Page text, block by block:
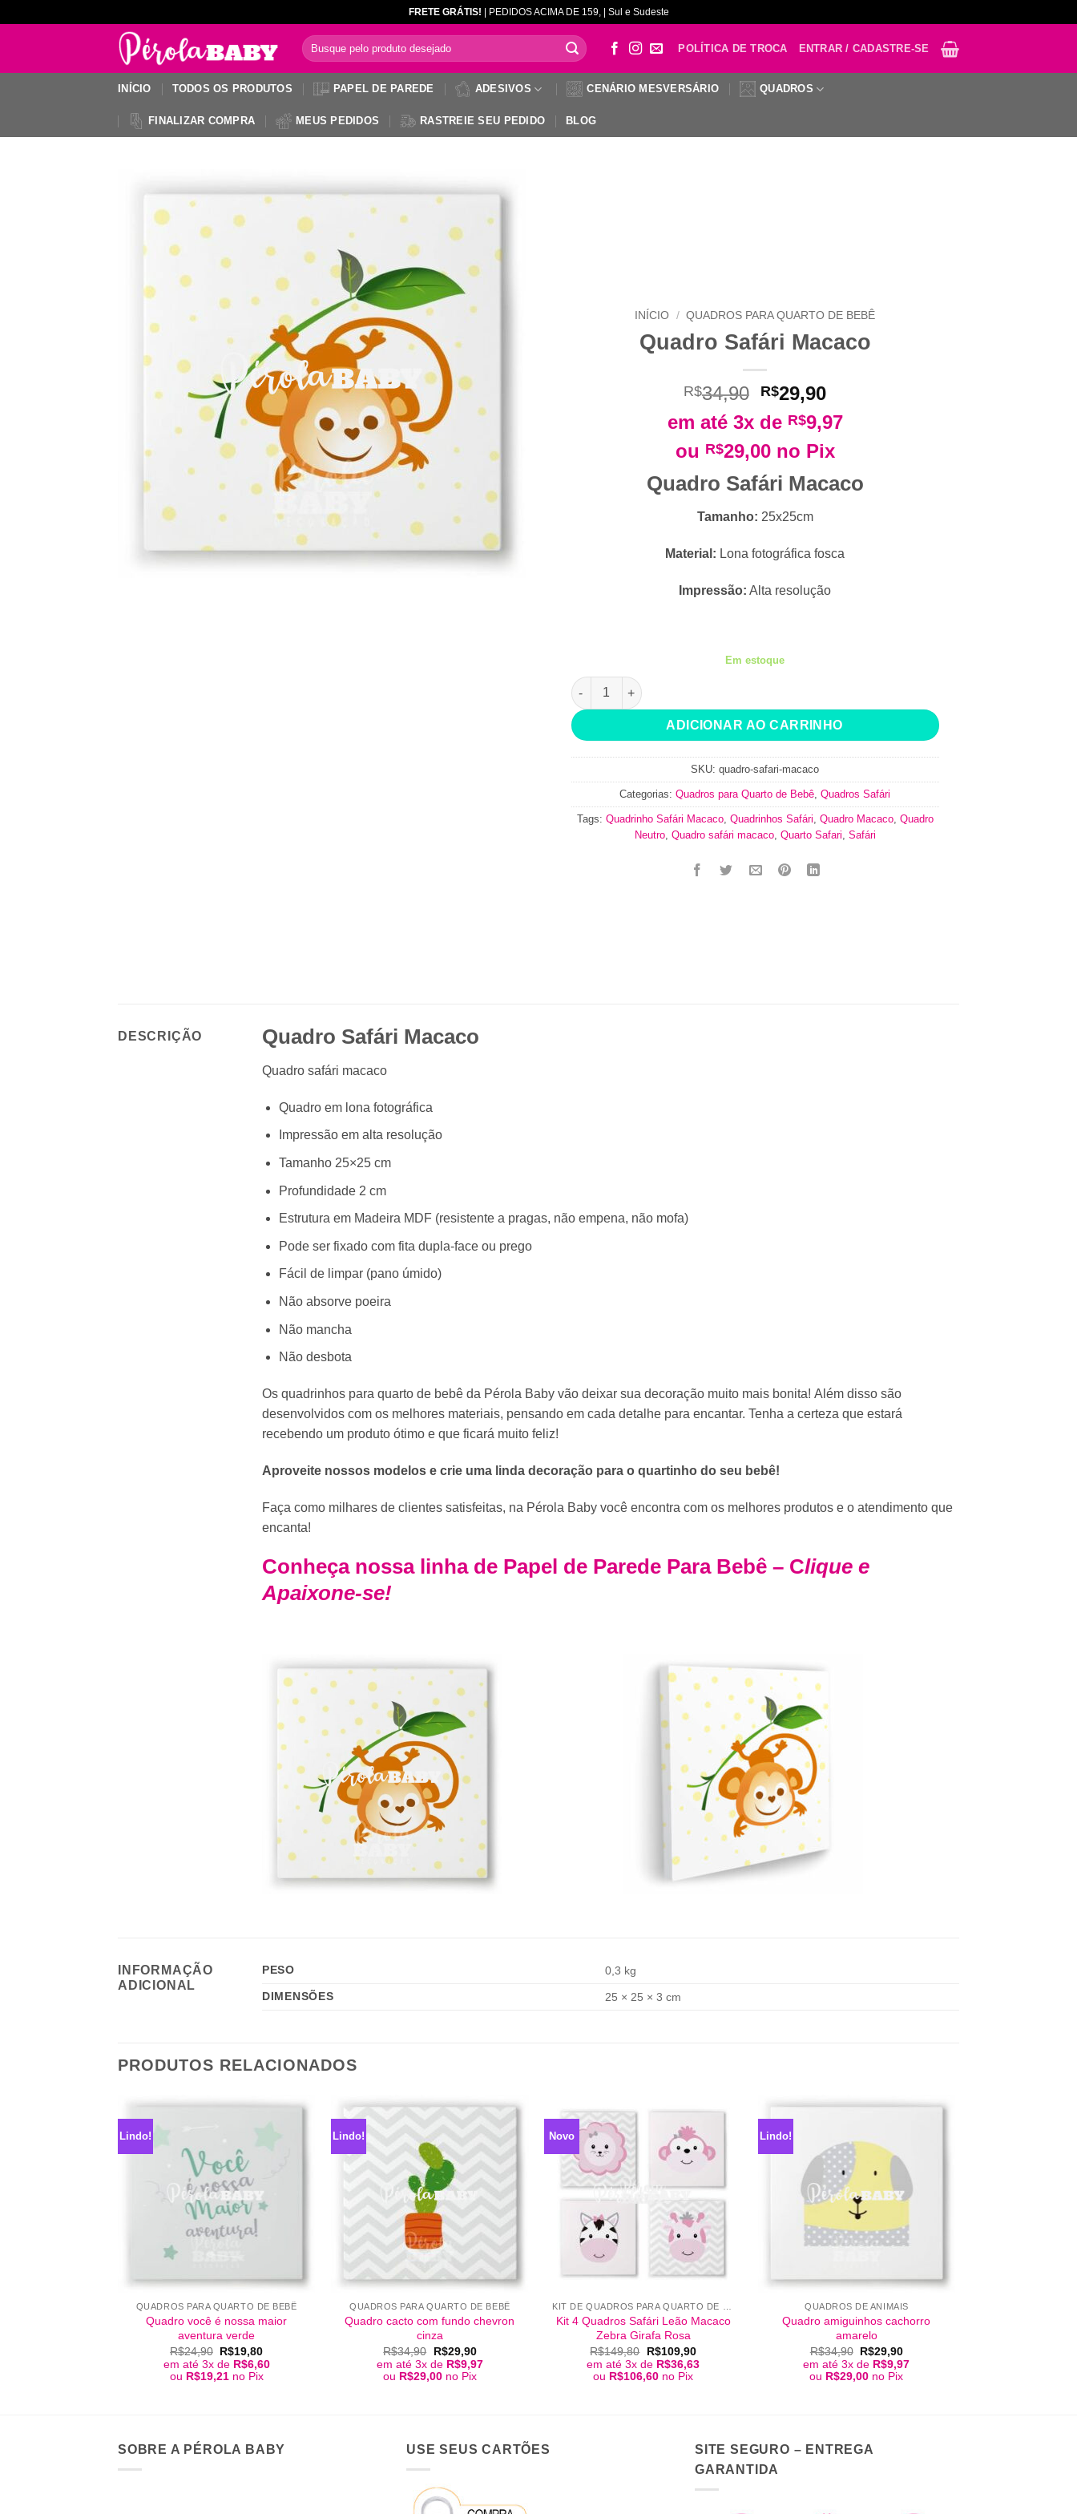
FRETE GRÁTIS! | PEDIDOS ACIMA DE 159, | Sul e Sudeste
Pesquisar
por:
POLÍTICA DE TROCA ENTRAR / CADASTRE-SE
INÍCIO TODOS OS PRODUTOS PAPEL DE PAREDE ADESIVOS CENÁRIO MESVERSÁRIO QUADROS
FINALIZAR COMPRA MEUS PEDIDOS RASTREIE SEU PEDIDO BLOG
INÍCIO / QUADROS PARA QUARTO DE BEBÊ
Quadro Safári Macaco
R$34,90 O
preço
original
era:
R$34,90.
R$29,90O
preço
atual
é:
em até 3x de R$9,97
ou R$29,00 no Pix
Quadro Safári Macaco
Tamanho: 25x25cm
Material: Lona fotográfica fosca
Impressão: Alta resolução
Em estoque
Quadro Safári Macaco quantidade
ADICIONAR AO CARRINHO
SKU: quadro-safari-macaco
Categorias: Quadros para Quarto de Bebê, Quadros Safári
Tags: Quadrinho Safári Macaco, Quadrinhos Safári, Quadro Macaco, Quadro
Neutro, Quadro safári macaco, Quarto Safari, Safári
DESCRIÇÃO Quadro Safári Macaco
Quadro safári macaco
Quadro em lona fotográfica
Impressão em alta resolução
Tamanho 25×25 cm
Profundidade 2 cm
Estrutura em Madeira MDF (resistente a pragas, não empena, não mofa)
Pode ser fixado com fita dupla-face ou prego
Fácil de limpar (pano úmido)
Não absorve poeira
Não mancha
Não desbota
Os quadrinhos para quarto de bebê da Pérola Baby vão deixar sua decoração muito mais bonita! Além disso são
desenvolvidos com os melhores materiais, pensando em cada detalhe para encantar. Tenha a certeza que estará
recebendo um produto ótimo e que ficará muito feliz!
Aproveite nossos modelos e crie uma linda decoração para o quartinho do seu bebê!
Faça como milhares de clientes satisfeitas, na Pérola Baby você encontra com os melhores produtos e o atendimento que
encanta!
Conheça nossa linha de Papel de Parede Para Bebê – Clique e
Apaixone-se!
INFORMAÇÃO
ADICIONAL
PESO
0,3 kg
DIMENSÕES
25 × 25 × 3 cm
PRODUTOS RELACIONADOS
Lindo!
QUADROS PARA QUARTO DE BEBÊ
Quadro você é nossa maior
aventura verde
R$24,90 O
preço
original
era:
R$19,80O
preço
atual
é:
em até 3x de R$6,60
ou R$19,21 no Pix
Lindo!
+
QUADROS PARA QUARTO DE BEBÊ
Quadro cacto com fundo chevron
cinza
R$34,90
O
preço
original
era:
R$29,90O
preço
atual
é:
em até 3x de R$9,97
ou R$29,00 no Pix
Novo
+
Kit 4 Quadros Safári Leão Macaco
Zebra Girafa Rosa
R$149,80 O
preço
original
era:
R$109,90O
preço
em até 3x de R$36,63
ou R$106,60 no Pix
Lindo!
QUADROS DE ANIMAIS
Quadro amiguinhos cachorro
amarelo
R$34,90 O
preço
original
era:
R$29,90O
preço
atual
é:
em até 3x de R$9,97
ou R$29,00 no Pix
SOBRE A PÉROLA BABY USE SEUS CARTÕES
SITE SEGURO – ENTREGA
GARANTIDA